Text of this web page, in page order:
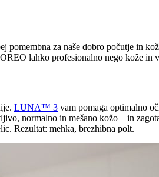
pomembna za naše dobro počutje in
lahko profesionalno nego kože in
LUNA™ 3 vam pomaga optimalno
normalno in mešano kožo – in
Rezultat: mehka, brezhibna polt.